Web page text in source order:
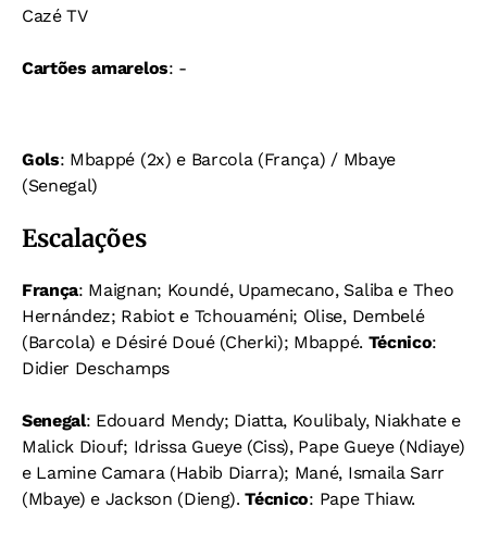
Cazé TV
Cartões amarelos: -
Gols: Mbappé (2x) e Barcola (França) / Mbaye
(Senegal)
Escalações
França: Maignan; Koundé, Upamecano, Saliba e Theo
Hernández; Rabiot e Tchouaméni; Olise, Dembelé
(Barcola) e Désiré Doué (Cherki); Mbappé. Técnico:
Didier Deschamps
Senegal: Edouard Mendy; Diatta, Koulibaly, Niakhate e
Malick Diouf; Idrissa Gueye (Ciss), Pape Gueye (Ndiaye)
e Lamine Camara (Habib Diarra); Mané, Ismaila Sarr
(Mbaye) e Jackson (Dieng).Técnico: Pape Thiaw.